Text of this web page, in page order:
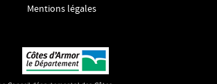
Mentions légales